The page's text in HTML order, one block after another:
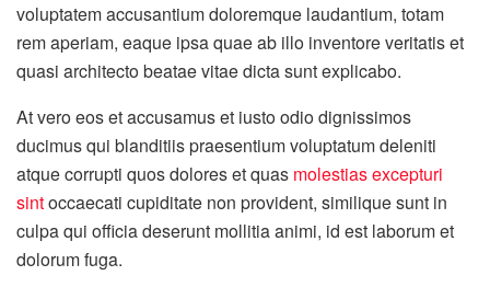
voluptatem accusantium doloremque laudantium, totam
rem aperiam, eaque ipsa quae ab illo inventore veritatis et
quasi architecto beatae vitae dicta sunt explicabo.
At vero eos et accusamus et iusto odio dignissimos
ducimus qui blanditiis praesentium voluptatum deleniti
atque corrupti quos dolores et quas molestias excepturi
sintoccaecati cupiditate non provident, similique sunt in
culpa qui officia deserunt mollitia animi, id est laborum et
dolorum fuga.